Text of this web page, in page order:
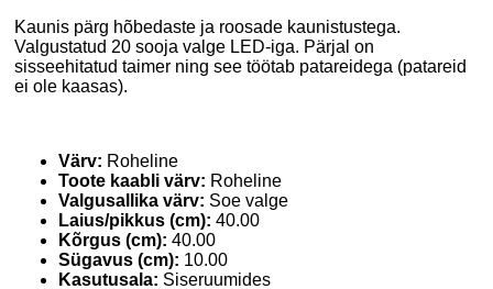
Kaunis pärg hõbedaste ja roosade kaunistustega.
Valgustatud 20 sooja valge LED-iga. Pärjal on
sisseehitatud taimer ning see töötab patareidega (patareid
ei ole kaasas).
Värv: Roheline
Toote kaabli värv: Roheline
Valgusallika värv: Soe valge
Laius/pikkus (cm): 40.00
Kõrgus (cm): 40.00
Sügavus (cm): 10.00
Kasutusala: Siseruumides